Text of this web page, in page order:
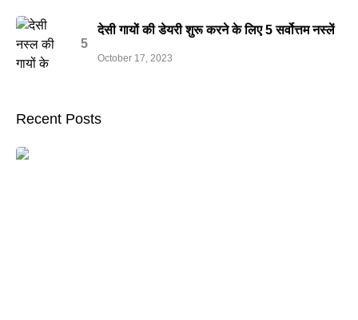
देसी गायों की डेयरी शुरू करने के लिए 5 सर्वोत्तम नस्लें
October 17, 2023
Recent Posts